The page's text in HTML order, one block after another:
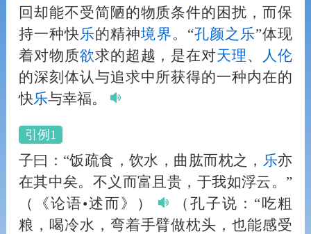
回却能不受简陋的物质条件的困扰，而保
持一种快乐的精神境界。“孔颜之 乐”体现
着对物质欲求的超越，是在对天理 、 人伦
的深刻体认与追求中所获得的一种内在的
快乐与幸福。
引例1
子曰：“饭疏食，饮水，曲肱而枕之， 乐亦
在其中矣。不义而富且贵，于我如浮云。”
（《论语•述而》）
（孔子说：“吃粗
粮，喝冷水，弯着手臂做枕头，也能感受